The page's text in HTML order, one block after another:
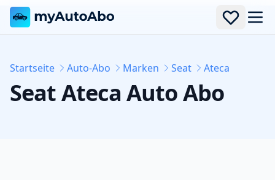
Startseite Auto-Abo Marken Seat Ateca
SeatAteca Auto Abo